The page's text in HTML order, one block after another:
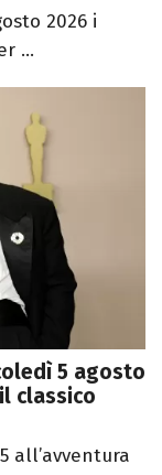
2026 i
...
5 agosto
classico
all’avventura